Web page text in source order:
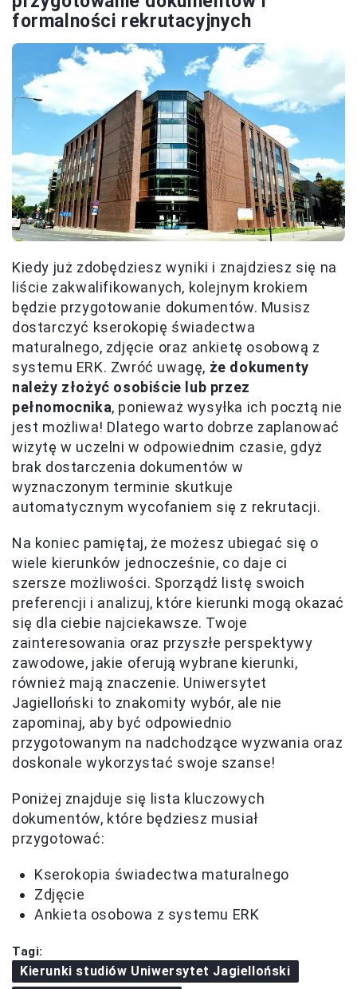
formalności rekrutacyjnych
Kiedy już zdobędziesz wyniki i znajdziesz się na
liście zakwalifikowanych, kolejnym krokiem
będzie przygotowanie dokumentów. Musisz
dostarczyć kserokopię świadectwa
maturalnego, zdjęcie oraz ankietę osobową z
systemu ERK. Zwróć uwagę, że dokumenty
należy złożyć osobiście lub przez
pełnomocnika, ponieważ wysyłka ich pocztą nie
jest możliwa! Dlatego warto dobrze zaplanować
wizytę w uczelni w odpowiednim czasie, gdyż
brak dostarczenia dokumentów w
wyznaczonym terminie skutkuje
automatycznym wycofaniem się z rekrutacji.
Na koniec pamiętaj, że możesz ubiegać się o
wiele kierunków jednocześnie, co daje ci
szersze możliwości. Sporządź listę swoich
preferencji i analizuj, które kierunki mogą okazać
się dla ciebie najciekawsze. Twoje
zainteresowania oraz przyszłe perspektywy
zawodowe, jakie oferują wybrane kierunki,
również mają znaczenie. Uniwersytet
Jagielloński to znakomity wybór, ale nie
zapominaj, aby być odpowiednio
przygotowanym na nadchodzące wyzwania oraz
doskonale wykorzystać swoje szanse!
Poniżej znajduje się lista kluczowych
dokumentów, które będziesz musiał
przygotować:
Kserokopia świadectwa maturalnego
Zdjęcie
Ankieta osobowa z systemu ERK
Tagi:
Kierunki studiów Uniwersytet Jagielloński